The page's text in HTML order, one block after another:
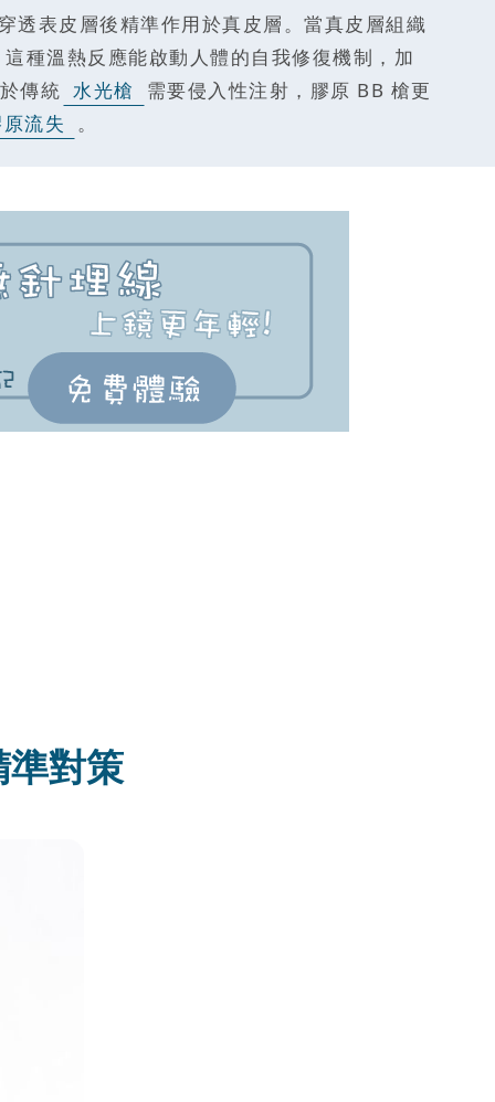
表皮層後精準作用於真皮層。當真皮層組織
種溫熱反應能啟動人體的自我修復機制，加
傳統 水光槍
需要侵入性注射，膠原 BB 槍更
流失
。
對策